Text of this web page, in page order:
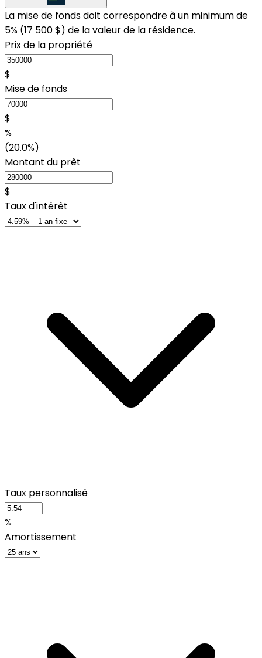
La mise de fonds doit correspondre à un minimum de
5% (17 500 $) de la valeur de la résidence.
Prix de la propriété
$
Mise de fonds
$
%
(20.0%)
Montant du prêt
$
Taux d'intérêt
Taux personnalisé
%
Amortissement